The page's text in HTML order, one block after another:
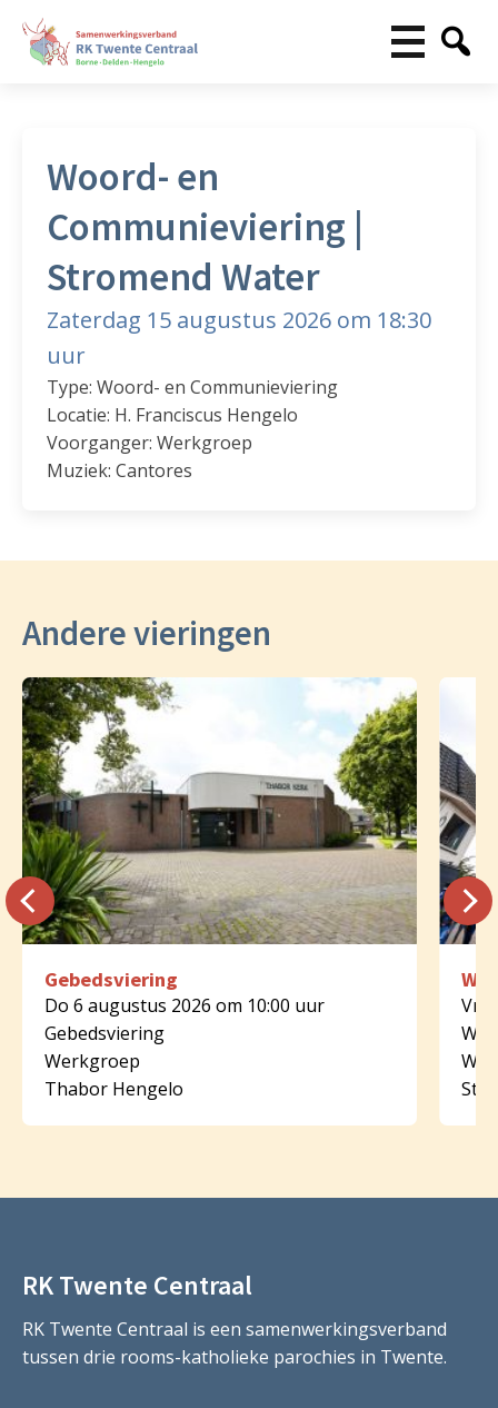
Woord- en
Communieviering |
Stromend Water
Zaterdag 15 augustus 2026 om 18:30
uur
Type: Woord- en Communieviering
Locatie: H. Franciscus Hengelo
Voorganger: Werkgroep
Muziek: Cantores
Andere vieringen
Gebedsviering
Do 6 augustus 2026 om 10:00 uur
Gebedsviering
Werkgroep
Thabor Hengelo
Vr
St.
RK Twente Centraal
RK Twente Centraal is een samenwerkingsverband
tussen drie rooms-katholieke parochies in Twente.